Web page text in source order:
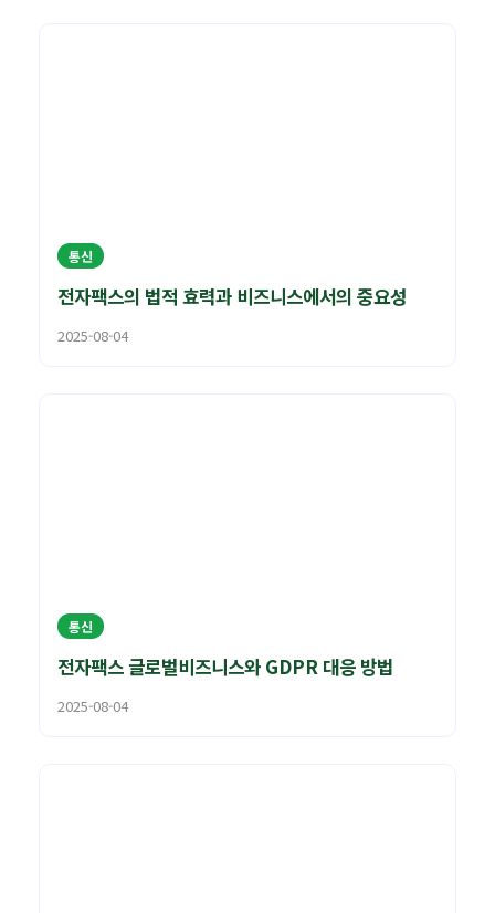
통신
전자팩스의 법적 효력과 비즈니스에서의 중요성
2025-08-04
통신
전자팩스 글로벌비즈니스와 GDPR 대응 방법
2025-08-04